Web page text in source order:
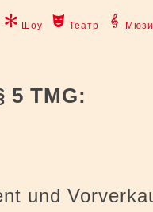
Шоу Театр
5 TMG:
und